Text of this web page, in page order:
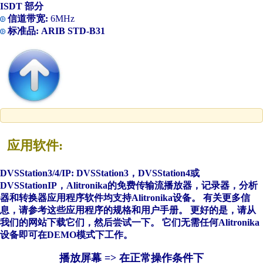
ISDT 部分
信道带宽: 6MHz
标准品: ARIB STD-B31
应用软件:
DVSStation3/4/IP: DVSStation3，DVSStation4或
DVSStationIP，Alitronika的免费传输流播放器，记录器，分析
器和转换器应用程序软件均支持Alitronika设备。 有关更多信
息，请参考这些应用程序的规格和用户手册。 更好的是，请从
我们的网站下载它们，然后尝试一下。 它们无需任何Alitronika
设备即可在DEMO模式下工作。
播放屏幕 => 在正常操作条件下